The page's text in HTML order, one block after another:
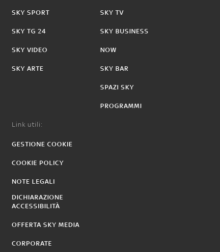
SKY SPORT
SKY TG 24
SKY VIDEO
SKY ARTE
SKY TV
SKY BUSINESS
NOW
SKY BAR
SPAZI SKY
PROGRAMMI
Link utili:
GESTIONE COOKIE
COOKIE POLICY
NOTE LEGALI
DICHIARAZIONE
ACCESSIBILITÀ
OFFERTA SKY MEDIA
CORPORATE